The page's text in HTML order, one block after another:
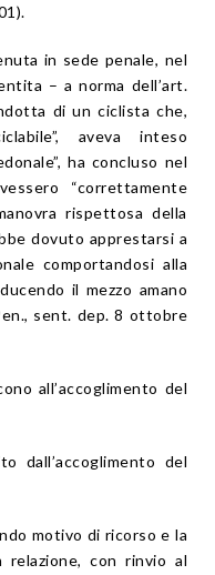
in sede penale, nel
– a norma dell’art.
di un ciclista che,
aveva inteso
ha concluso nel
“correttamente
rispettosa della
dovuto apprestarsi a
comportandosi alla
il mezzo amano
sent. dep. 8 ottobre
all’accoglimento del
dall’accoglimento del
motivo di ricorso e la
relazione, con rinvio al